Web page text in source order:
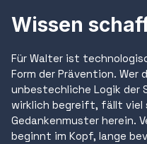
Wissen
Für Walter ist
Form der Prävention. Wer
unbestechliche Logik der
wirklich begreift, fällt viel
Gedankenmuster herein.
beginnt im Kopf, lange